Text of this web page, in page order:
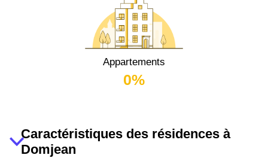
Appartements
0%
Caractéristiques des résidences à
Domjean